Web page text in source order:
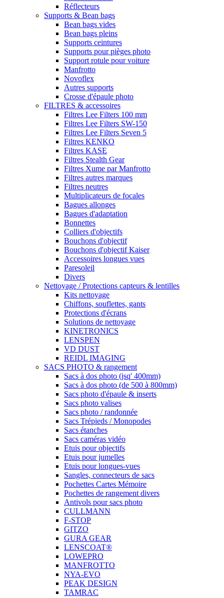
Réflecteurs
Supports & Bean bags
Bean bags vides
Bean bags pleins
Supports ceintures
Supports pour pièges photo
Support rotule pour voiture
Manfrotto
Novoflex
Autres supports
Crosse d'épaule photo
FILTRES & accessoires
Filtres Lee Filters 100 mm
Filtres Lee Filters SW-150
Filtres Lee Filters Seven 5
Filtres KENKO
Filtres KASE
Filtres Stealth Gear
Filtres Xume par Manfrotto
Filtres autres marques
Filtres neutres
Multiplicateurs de focales
Bagues allonges
Bagues d'adaptation
Bonnettes
Colliers d'objectifs
Bouchons d'objectif
Bouchons d'objectif Kaiser
Accessoires longues vues
Paresoleil
Divers
Nettoyage / Protections capteurs & lentilles
Kits nettoyage
Chiffons, souflettes, gants
Protections d'écrans
Solutions de nettoyage
KINETRONICS
LENSPEN
VD DUST
REIDL IMAGING
SACS PHOTO & rangement
Sacs à dos photo (jsq' 400mm)
Sacs à dos photo (de 500 à 800mm)
Sacs photo d'épaule & inserts
Sacs photo valises
Sacs photo / randonnée
Sacs Trépieds / Monopodes
Sacs étanches
Sacs caméras vidéo
Etuis pour objectifs
Etuis pour jumelles
Etuis pour longues-vues
Sangles, connecteurs de sacs
Pochettes Cartes Mémoire
Pochettes de rangement divers
Antivols pour sacs photo
CULLMANN
F-STOP
GITZO
GURA GEAR
LENSCOAT®
LOWEPRO
MANFROTTO
NYA-EVO
PEAK DESIGN
TAMRAC